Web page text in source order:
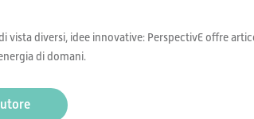
vista diversi, idee innovative: PerspectivE offre
di domani.